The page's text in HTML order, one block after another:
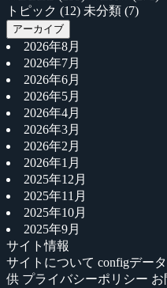
トピック (12) 未分類 (7)
アーカイブ
2026年8月
2026年7月
2026年6月
2026年5月
2026年4月
2026年3月
2026年2月
2026年1月
2025年12月
2025年11月
2025年10月
2025年9月
サイト情報
サイトについて configデー
供 プライバシーポリシー お